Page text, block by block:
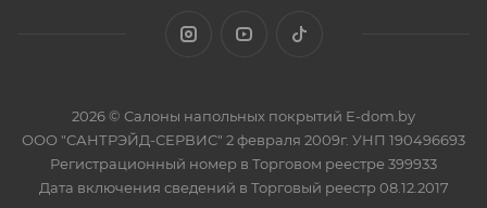
2026 © Салоны напольных покрытий E-dom.by
ООО "САНТРЭЙД-СЕРВИС" 2 февраля 2009г. УНП 190496693
Регистрационный номер в Торговом реестре 399933
Дата включения сведений в Торговый реестр 08.12.2017